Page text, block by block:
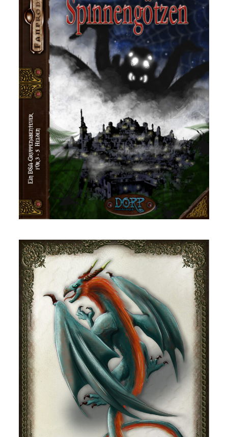
DSA – Die Rache des
Spinnengötzen
DSA – NSC: Silberzunge